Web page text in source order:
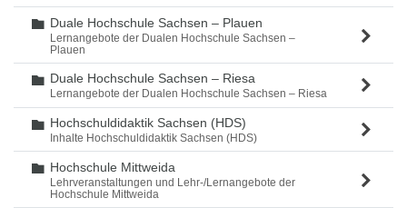
Ordner
Duale Hochschule Sachsen – Plauen
Lernangebote der Dualen Hochschule Sachsen –
Plauen
Ordner
Duale Hochschule Sachsen – Riesa
Lernangebote der Dualen Hochschule Sachsen – Riesa
Ordner
Hochschuldidaktik Sachsen (HDS)
Inhalte Hochschuldidaktik Sachsen (HDS)
Ordner
Hochschule Mittweida
Lehrveranstaltungen und Lehr-/Lernangebote der
Hochschule Mittweida